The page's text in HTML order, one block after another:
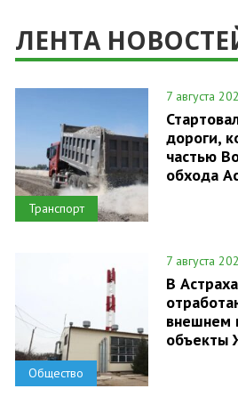
ЛЕНТА
Транспорт
7 августа
дороги,
частью
обхода
Общество
7 августа
В
внешнем
объекты